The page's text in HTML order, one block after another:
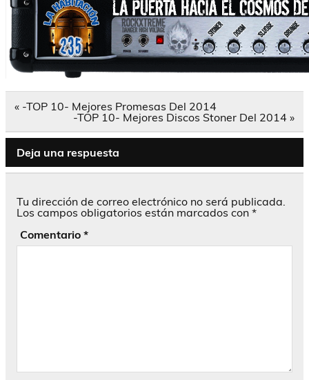
Navegación
« -TOP 10- Mejores Promesas Del 2014
-TOP 10- Mejores Discos Stoner Del 2014 »
Deja una respuesta
Tu dirección de correo electrónico no será publicada.
Los campos obligatorios están marcados con *
Comentario *